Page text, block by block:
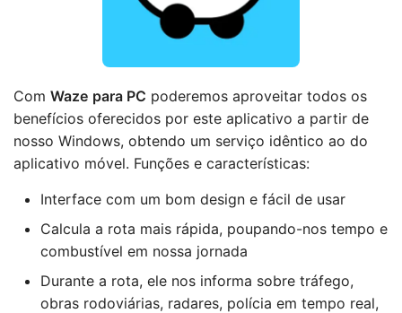
Com Waze para PC poderemos aproveitar todos os
benefícios oferecidos por este aplicativo a partir de
nosso Windows, obtendo um serviço idêntico ao do
aplicativo móvel. Funções e características:
Interface com um bom design e fácil de usar
Calcula a rota mais rápida, poupando-nos tempo e
combustível em nossa jornada
Durante a rota, ele nos informa sobre tráfego,
obras rodoviárias, radares, polícia em tempo real,